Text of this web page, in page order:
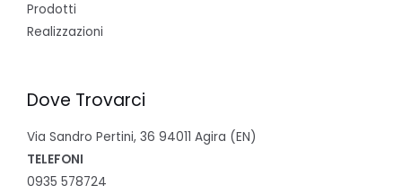
Prodotti
Realizzazioni
Dove Trovarci
Via Sandro Pertini, 36 94011 Agira (EN)
TELEFONI
0935 578724